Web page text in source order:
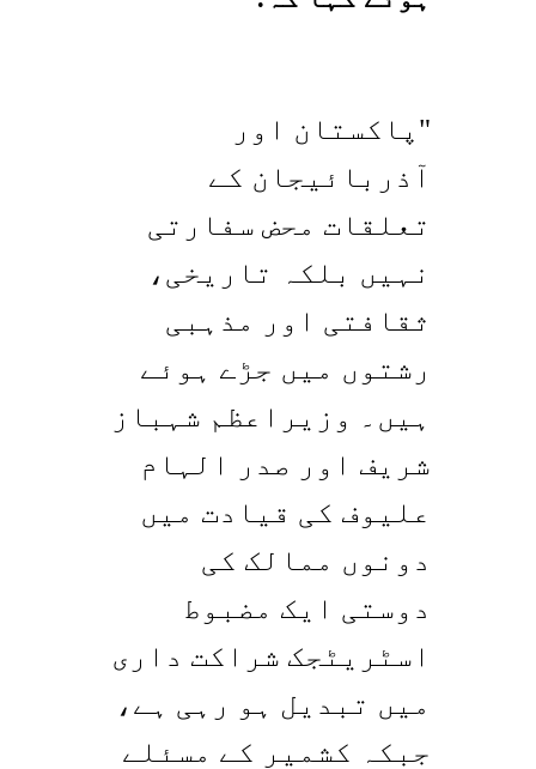
"پاکستان اور
آذربائیجان کے
تعلقات محض سفارتی
نہیں بلکہ تاریخی،
ثقافتی اور مذہبی
رشتوں میں جڑے ہوئے
ہیں۔ وزیراعظم شہباز
شریف اور صدر الہام
علیوف کی قیادت میں
دونوں ممالک کی
دوستی ایک مضبوط
اسٹریٹجک شراکت داری
میں تبدیل ہو رہی ہے،
جبکہ کشمیر کے مسئلے